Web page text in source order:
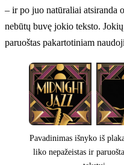
– ir po juo natūraliai atsiranda
nebūtų buvę jokio teksto.
paruoštas pakartotiniam
Pavadinimas išnyko iš
liko nepažeistas ir